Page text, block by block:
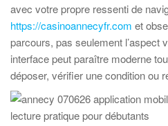
avec votre propre ressenti de
https://casinoannecyfr.com et
parcours, pas seulement l’aspect
interface peut paraître moderne
déposer, vérifier une condition ou